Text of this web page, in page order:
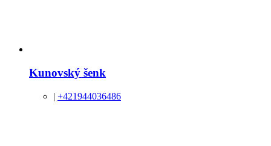
Kunovský šenk
| +421944036486